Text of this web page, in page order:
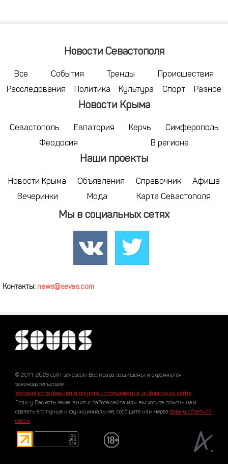
Новости Севастополя
Все События Тренды
Происшествия
Расследования
Политика Культура Спорт Разное
Новости Крыма
Севастополь Евпатория Керчь
Симферополь
Феодосия
В регионе
Наши проекты
Новости Крыма Объявления Справочник
Афиша
Вечеринки
Мода Карта Севастополя
Мы в социальных сетях
Контакты: news@sevas.com
© 2011-2026 сайт sevascom Все права защищены и охраняются
законодательством.
Условия копирования и другого использования информации сайта.
Если у Вас есть замечания к работе сайта или вы хотите помочь нам
сделать его лучше и функциональнее, сообщите нам через форму обратной
связи